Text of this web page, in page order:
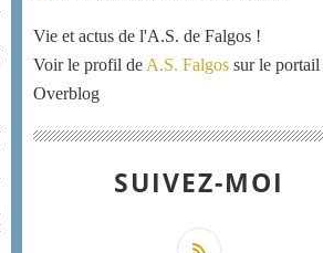
Vie et actus de l'A.S. de Falgos !
Voir le profil de A.S. Falgos sur le portail
Overblog
SUIVEZ-MOI